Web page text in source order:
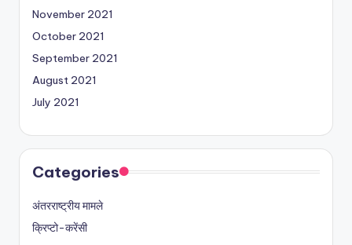
November 2021
October 2021
September 2021
August 2021
July 2021
Categories
अंतरराष्ट्रीय मामले
क्रिप्टो-करेंसी